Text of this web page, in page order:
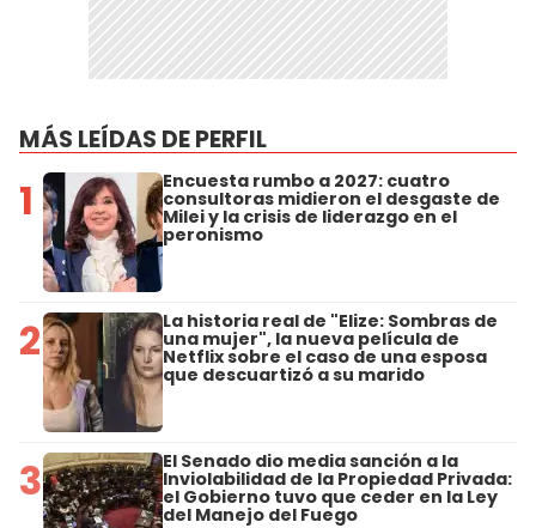
MÁS LEÍDAS DE PERFIL
1 Encuesta rumbo a 2027: cuatro
consultoras midieron el desgaste de
Milei y la crisis de liderazgo en el
peronismo
2 La historia real de "Elize: Sombras de
una mujer", la nueva película de
Netflix sobre el caso de una esposa
que descuartizó a su marido
3 El Senado dio media sanción a la
Inviolabilidad de la Propiedad Privada:
el Gobierno tuvo que ceder en la Ley
del Manejo del Fuego